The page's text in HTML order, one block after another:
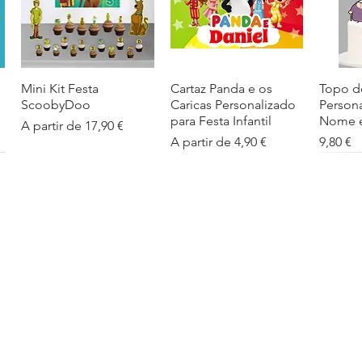
Visualização rápida
Mini Kit Festa
ScoobyDoo
A partir de 17,90 €
Preço promocional
Visualização rápida
Cartaz Panda e os
Caricas Personalizado
para Festa Infantil
A partir de 4,90 €
Preço promocional
Topo
Nome
Preço
9,80 €